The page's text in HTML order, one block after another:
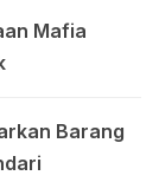
Mafia
Barang